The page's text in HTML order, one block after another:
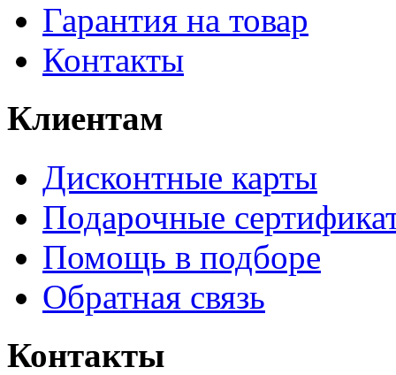
Гарантия на товар
Контакты
Клиентам
Дисконтные карты
Подарочные
Помощь в подборе
Обратная связь
Контакты